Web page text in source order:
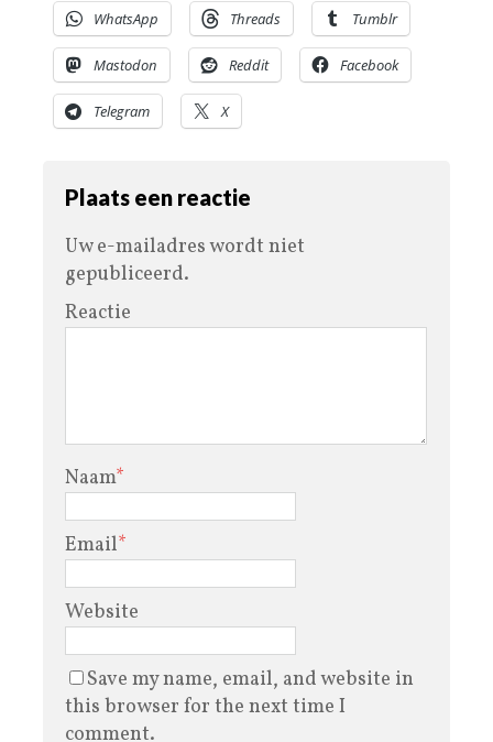
WhatsApp Threads Tumblr
Mastodon Reddit Facebook
Telegram X
Plaats een reactie
Uw e-mailadres wordt niet
gepubliceerd.
Reactie
Naam*
Email*
Website
Save my name, email, and website in
this browser for the next time I
comment.